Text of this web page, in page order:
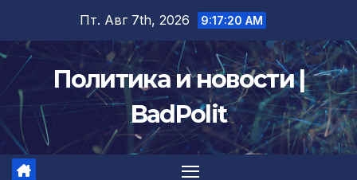
содержимому
Пт. Авг 7th, 2026 9:17:20 AM
Политика и новости |
BadPolit